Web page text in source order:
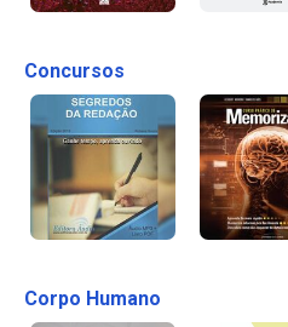
Concursos
Corpo Humano